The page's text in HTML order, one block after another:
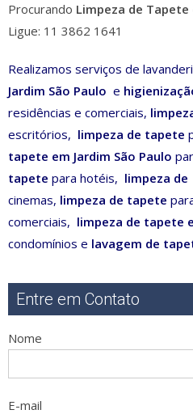
Procurando Limpeza de Tapete
Ligue: 11 3862 1641
Realizamos serviços de
Jardim São Paulo e
residências e comerciais,
escritórios, limpeza de tapete
tapete em Jardim São Paulo
tapete para hotéis, limpeza
cinemas, limpeza de tapete
comerciais, limpeza de tapete
condomínios e lavagem de
Entre em Contato
Nome
E-mail